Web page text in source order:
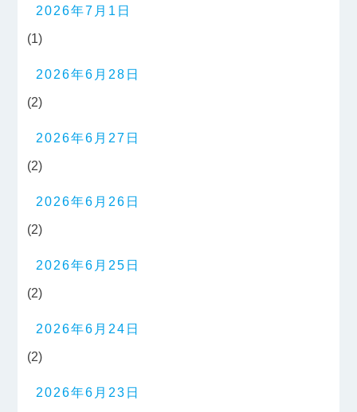
2026年7月1日
(1)
2026年6月28日
(2)
2026年6月27日
(2)
2026年6月26日
(2)
2026年6月25日
(2)
2026年6月24日
(2)
2026年6月23日